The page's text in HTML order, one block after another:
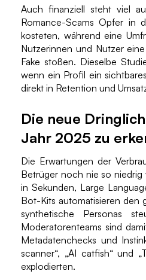
Auch finanziell steht viel
Romance-Scams Opfer in
kosteten, während eine
Nutzerinnen und Nutzer
Fake stoßen. Dieselbe
wenn ein Profil ein
direkt in Retention und
Die neue
Jahr 2025 zu
Die Erwartungen der
Betrüger noch nie so
in Sekunden, Large
Bot-Kits automatisieren den
synthetische Personas
Moderatorenteams sind
Metadatenchecks und
scanner“, „AI catfish“ und
explodierten.